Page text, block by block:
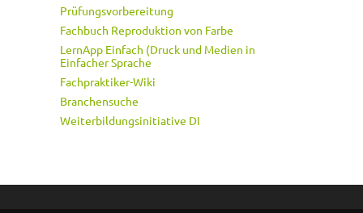
Prüfungsvorbereitung
Fachbuch Reproduktion von Farbe
LernApp Einfach (Druck und Medien in
Einfacher Sprache
Fachpraktiker-Wiki
Branchensuche
Weiterbildungsinitiative DI